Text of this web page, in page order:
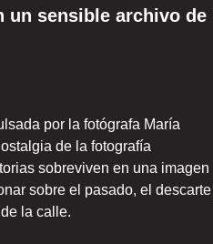
un sensible archivo de
por la fotógrafa María
de la fotografía
sobreviven en una imagen
sobre el pasado, el
la calle.